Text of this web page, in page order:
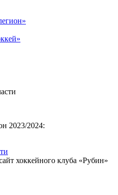
2023/2024:
хоккейного клуба «Рубин»